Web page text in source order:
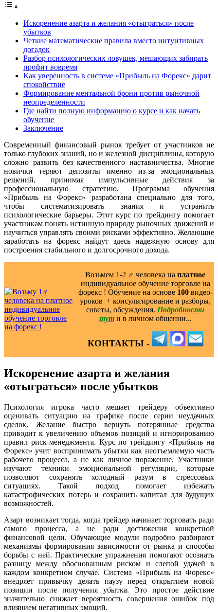
Искоренение азарта и желания «отыграться» после
убытков
Четкие математические правила вместо интуитивных
догадок
Разбор психологических ловушек, мешающих забирать
профит вовремя
Как уверенность в системе «Прибыль на Форекс» дарит
спокойствие
Формирование ментальной брони против рыночной
неопределенности
Где найти полную информацию о курсе и как начать
обучение
Заключение
Современный финансовый рынок требует от участников не
только глубоких знаний, но и железной дисциплины, которую
сложно развить без качественного наставничества. Многие
новички теряют депозиты именно из-за эмоциональных
решений, принимая импульсивные действия за
профессиональную стратегию. Программа обучения
«Прибыль на Форекс» разработана специально для того,
чтобы систематизировать знания и устранить
психологические барьеры. Этот курс по трейдингу помогает
участникам понять истинную природу рыночных движений и
научиться управлять своими рисками эффективно. Желающие
заработать на форекс найдут здесь надежную основу для
построения стабильного и долгосрочного дохода.
Возьмем 1-2 ‍♂️ человека на платное
индивидуальное обучение торговле на
форекс ! Обучение на основе 100видео-
уроков ️ + консультирование и разборы,
советы, обсуждения. Подробности
тут и в личном общении...
КОНТАКТЫ -
Искоренение азарта и желания
«отыграться» после убытков
Психология игрока часто мешает трейдеру объективно
оценивать ситуацию на графике после серии неудачных
сделок. Желание быстро вернуть потерянные средства
приводит к увеличению объемов позиций и игнорированию
правил риск-менеджмента. Курс по трейдингу «Прибыль на
Форекс» учит воспринимать убытки как неотъемлемую часть
рабочего процесса, а не как личное поражение. Участники
изучают техники эмоциональной регуляции, которые
позволяют сохранять холодный разум в стрессовых
ситуациях. Такой подход помогает избежать
катастрофических потерь и сохранить капитал для будущих
возможностей.
Азарт возникает тогда, когда трейдер начинает торговать ради
самого процесса, а не ради достижения конкретной
финансовой цели. Обучающие модули подробно разбирают
механизмы формирования зависимости от рынка и способы
борьбы с ней. Практические упражнения помогают осознать
разницу между обоснованным риском и слепой удачей в
каждом конкретном случае. Система «Прибыль на Форекс»
внедряет привычку делать паузу перед открытием новой
позиции после получения убытка. Это простое действие
значительно снижает вероятность совершения ошибок под
влиянием негативных эмоций.